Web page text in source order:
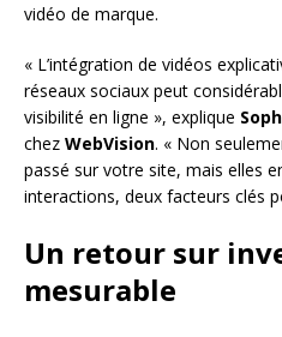
vidéo de marque.
« L’intégration de vidéos
réseaux sociaux peut
visibilité en ligne », explique
chez WebVision. « Non
passé sur votre site, mais elles
interactions, deux facteurs clés
Un retour sur
mesurable